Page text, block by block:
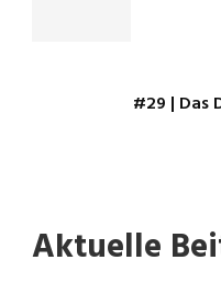
#29 | Das
Aktuelle